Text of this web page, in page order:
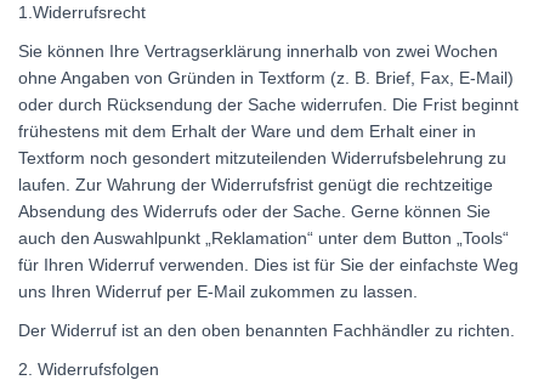
1.Widerrufsrecht
Sie können Ihre Vertragserklärung innerhalb von zwei Wochen
ohne Angaben von Gründen in Textform (z. B. Brief, Fax, E-Mail)
oder durch Rücksendung der Sache widerrufen. Die Frist beginnt
frühestens mit dem Erhalt der Ware und dem Erhalt einer in
Textform noch gesondert mitzuteilenden Widerrufsbelehrung zu
laufen. Zur Wahrung der Widerrufsfrist genügt die rechtzeitige
Absendung des Widerrufs oder der Sache. Gerne können Sie
auch den Auswahlpunkt „Reklamation“ unter dem Button „Tools“
für Ihren Widerruf verwenden. Dies ist für Sie der einfachste Weg
uns Ihren Widerruf per E-Mail zukommen zu lassen.
Der Widerruf ist an den oben benannten Fachhändler zu richten.
2. Widerrufsfolgen